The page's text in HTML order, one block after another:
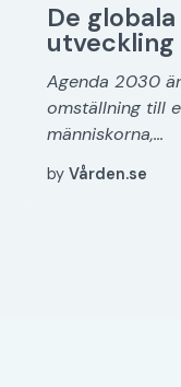
De
utveckling
Agenda 2030
omställning till
människorna,...
byVården.se